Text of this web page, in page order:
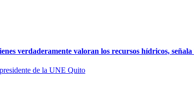
verdaderamente valoran los recursos hídricos,